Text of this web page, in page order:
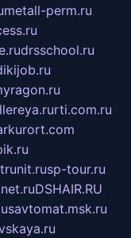
metall-perm.ru
drsschool.ru
rti.com.ru
sp-tour.ru
DSHAIR.RU